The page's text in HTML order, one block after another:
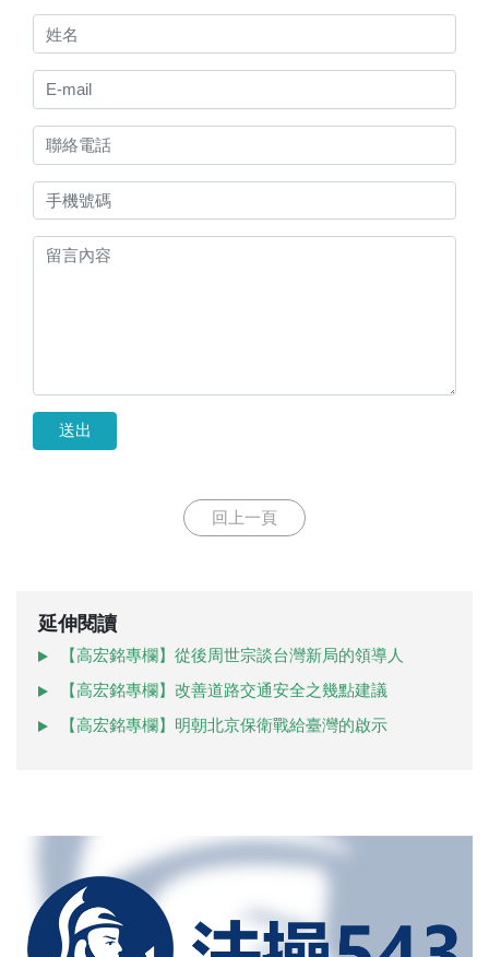
送出
回上一頁
延伸閱讀
【高宏銘專欄】從後周世宗談台灣新局的領導人
【高宏銘專欄】改善道路交通安全之幾點建議
【高宏銘專欄】明朝北京保衛戰給臺灣的啟示